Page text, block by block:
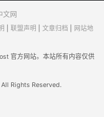
文网
联盟声明 文章归档
网站地
官方网站。本站所有内容仅供
Rights Reserved.